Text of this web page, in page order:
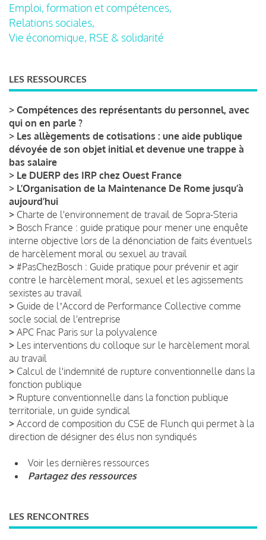
Emploi, formation et compétences,
Relations sociales,
Vie économique, RSE & solidarité
LES RESSOURCES
> Compétences des représentants du personnel, avec
qui on en parle ?
> Les allègements de cotisations : une aide publique
dévoyée de son objet initial et devenue une trappe à
bas salaire
> Le DUERP des IRP chez Ouest France
> L’Organisation de la Maintenance De Rome jusqu’à
aujourd’hui
> Charte de l'environnement de travail de Sopra-Steria
> Bosch France : guide pratique pour mener une enquête
interne objective lors de la dénonciation de faits éventuels
de harcèlement moral ou sexuel au travail
> #PasChezBosch : Guide pratique pour prévenir et agir
contre le harcèlement moral, sexuel et les agissements
sexistes au travail
> Guide de lʼAccord de Performance Collective comme
socle social de l'entreprise
> APC Fnac Paris sur la polyvalence
> Les interventions du colloque sur le harcèlement moral
au travail
> Calcul de l'indemnité de rupture conventionnelle dans la
fonction publique
> Rupture conventionnelle dans la fonction publique
territoriale, un guide syndical
> Accord de composition du CSE de Flunch qui permet à la
direction de désigner des élus non syndiqués
Voir les dernières ressources
Partagez des ressources
LES RENCONTRES